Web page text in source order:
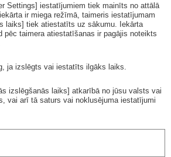
Settings] iestatījumiem tiek mainīts no attālā
ir miega režīmā, taimeris iestatījumam
laiks] tiek atiestatīts uz sākumu. Iekārta
pēc taimera atiestatīšanas ir pagājis noteikts
ja izslēgts vai iestatīts ilgāks laiks.
izslēgšanās laiks] atkarībā no jūsu valsts vai
vai arī tā saturs vai noklusējuma iestatījumi